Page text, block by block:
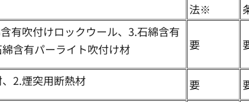
法※
有吹付けロックウール、3.石綿含有
含有パーライト吹付け材
要
2.煙突用断熱材 要